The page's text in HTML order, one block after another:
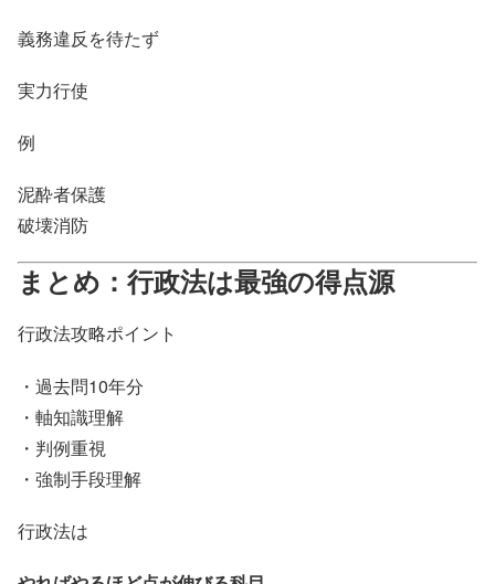
義務違反を待たず
実力行使
例
泥酔者保護
破壊消防
まとめ：行政法は最強の得点源
行政法攻略ポイント
・過去問10年分
・軸知識理解
・判例重視
・強制手段理解
行政法は